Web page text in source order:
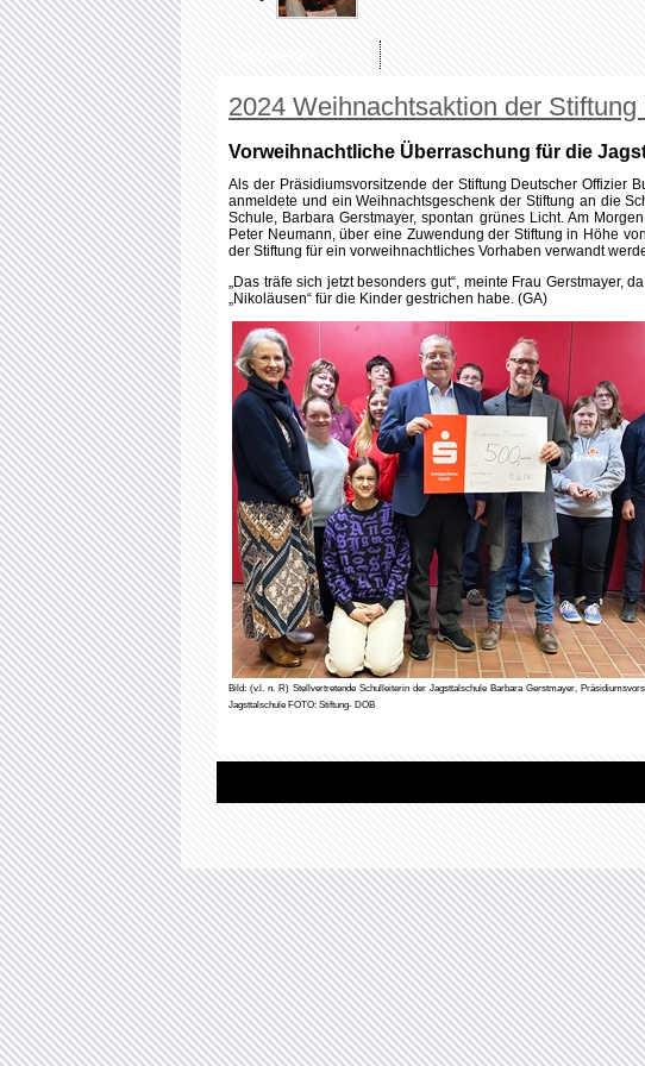
Bild: (v.l. n. R) Stellvertretende Schulleiterin der Jagsttalschule Barbara Gerstmayer,
JagsttalschuleFOTO: Stiftung- DOB